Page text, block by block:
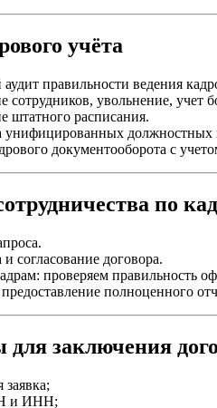
учёта
правильности ведения
сотрудников, увольнение, учет
штатного расписания.
унифицированных должностных
документооборота с
по
согласование договора.
проверяем правильность
предоставление полноценного
заключения
заявка;
и ИНН;